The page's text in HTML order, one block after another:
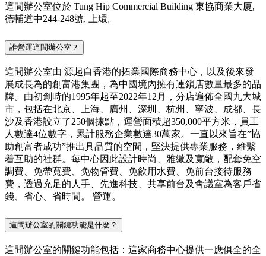
這間辦公室位於 Tung Hip Commercial Building 東協商業大廈,
德輔道中244-248號, 上環。
誰營運這間辦公室？
這間辦公室由 源起自香港的拓業國際商務中心，以及後來發
展成長為的創富港集團，為中國境內擁有連鎖店數量最多的品
牌。由初創時的1995年起至2022年12月，分店遍佈全國九大城
市，包括在北京、上海、廣州、深圳、杭州、寧波、成都、長
沙及香港設立了250個據點，運營面積超350,000平方米，員工
人數達4位數字，累計服務企業數達30萬家。一直以來旨在”協
助創富者成功”推出具品質的空間，堅決提供專業服務，維繫
着互助的社群。每中心因此設計時尚、雅繳及寬敞，配套免空
調費、免帶寬費、免物管費、免飲用水費、免前台接待服務
費，透過充足的人手、先進科技、共享前台及會議室為客戶省
錢、省心、省時間。 營運。
這間辦公室的關鍵功能是什麼？
這間辦公室的關鍵功能包括：這家商務中心提供一應俱全的全